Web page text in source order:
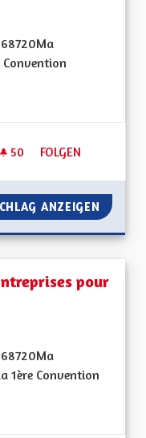
50 50 FOLLOWER
FOLGEN
CRÉER UNE
ANZEIGEN
pour
1ère Convention